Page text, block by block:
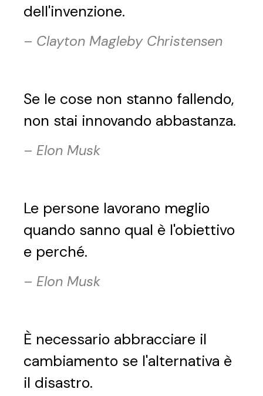
dell'invenzione.
– Clayton Magleby Christensen
Se le cose non stanno fallendo,
non stai innovando abbastanza.
– Elon Musk
Le persone lavorano meglio
quando sanno qual è l'obiettivo
e perché.
– Elon Musk
È necessario abbracciare il
cambiamento se l'alternativa è
il disastro.